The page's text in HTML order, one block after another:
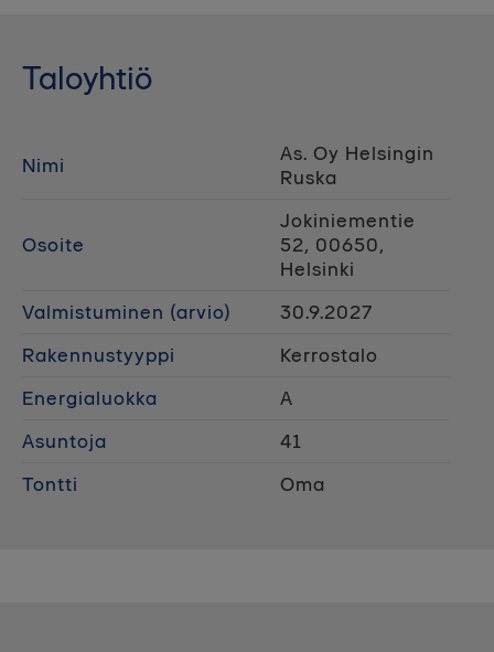
Taloyhtiö
Nimi
As. Oy Helsingin
Ruska
Osoite
Jokiniementie
52, 00650,
Helsinki
Valmistuminen (arvio)
30.9.2027
Rakennustyyppi
Kerrostalo
Energialuokka
A
Asuntoja
41
Tontti
Oma